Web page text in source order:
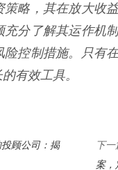
略，其在放大收
充分了解其运作机
控制措施。只有
有效工具。
顾公司：揭
下一
案，